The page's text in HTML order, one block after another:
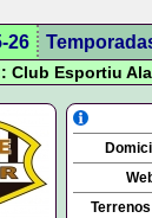
26
Club Esportiu